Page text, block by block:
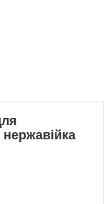
нержавійка